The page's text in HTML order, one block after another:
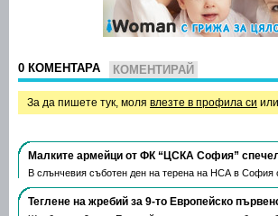
0 КОМЕНТАРА КОМЕНТИРАЙ
За да пишете тук, моля влезте в профила си
Малките армейци от ФК “ЦСКА София”
В слънчевия съботен ден на терена на НСА в
Теглене на жребий за 9-то Европейско